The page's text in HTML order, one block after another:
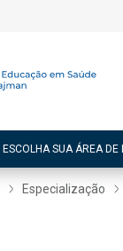
ESCOLHA SUA ÁREA DE
Especialização